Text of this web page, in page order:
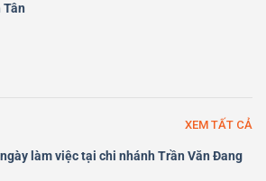
Tân
XEM TẤT CẢ
làm việc tại chi nhánh Trần Văn Đang